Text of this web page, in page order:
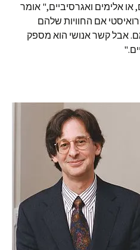
אלימים ואגרסיביים," אומר
אם החוויות שלהם
אבל קשר אנושי הוא מספק